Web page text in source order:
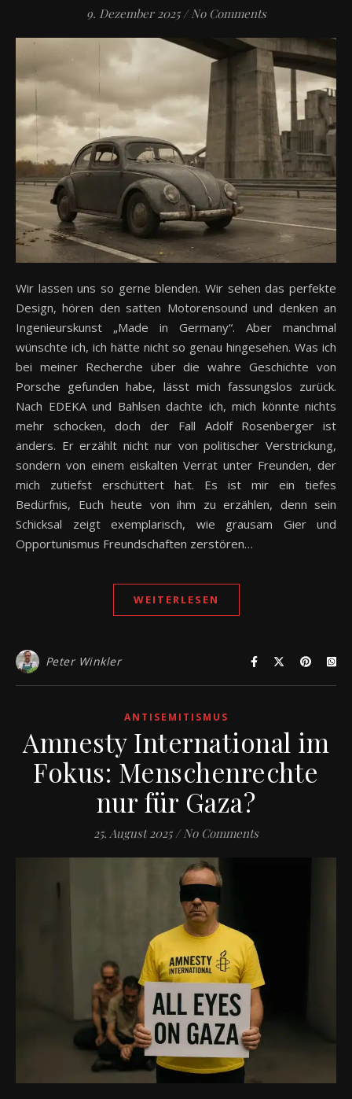
9. Dezember 2025 / No Comments
Wir lassen uns so gerne blenden. Wir sehen das perfekte
Design, hören den satten Motorensound und denken an
Ingenieurskunst „Made in Germany“. Aber manchmal
wünschte ich, ich hätte nicht so genau hingesehen. Was ich
bei meiner Recherche über die wahre Geschichte von
Porsche gefunden habe, lässt mich fassungslos zurück.
Nach EDEKA und Bahlsen dachte ich, mich könnte nichts
mehr schocken, doch der Fall Adolf Rosenberger ist
anders. Er erzählt nicht nur von politischer Verstrickung,
sondern von einem eiskalten Verrat unter Freunden, der
mich zutiefst erschüttert hat. Es ist mir ein tiefes
Bedürfnis, Euch heute von ihm zu erzählen, denn sein
Schicksal zeigt exemplarisch, wie grausam Gier und
Opportunismus Freundschaften zerstören…
WEITERLESEN
Peter Winkler
ANTISEMITISMUS
Amnesty International im
Fokus: Menschenrechte
nur für Gaza?
25. August 2025 / No Comments